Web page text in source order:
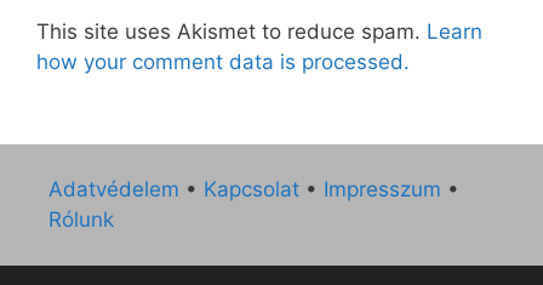
This site uses Akismet to reduce spam. Learn
how your comment data is processed.
Adatvédelem • Kapcsolat • Impresszum •
Rólunk